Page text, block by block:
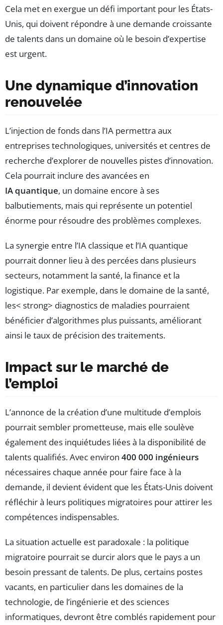
Cela met en exergue un défi important pour les États-
Unis, qui doivent répondre à une demande croissante
de talents dans un domaine où le besoin d’expertise
est urgent.
Une dynamique d’innovation
renouvelée
L’injection de fonds dans l’IA permettra aux
entreprises technologiques, universités et centres de
recherche d’explorer de nouvelles pistes d’innovation.
Cela pourrait inclure des avancées en
IA quantique, un domaine encore à ses
balbutiements, mais qui représente un potentiel
énorme pour résoudre des problèmes complexes.
La synergie entre l’IA classique et l’IA quantique
pourrait donner lieu à des percées dans plusieurs
secteurs, notamment la santé, la finance et la
logistique. Par exemple, dans le domaine de la santé,
les< strong> diagnostics de maladies pourraient
bénéficier d’algorithmes plus puissants, améliorant
ainsi le taux de précision des traitements.
Impact sur le marché de
l’emploi
L’annonce de la création d’une multitude d’emplois
pourrait sembler prometteuse, mais elle soulève
également des inquiétudes liées à la disponibilité de
talents qualifiés. Avec environ 400 000 ingénieurs
nécessaires chaque année pour faire face à la
demande, il devient évident que les États-Unis doivent
réfléchir à leurs politiques migratoires pour attirer les
compétences indispensables.
La situation actuelle est paradoxale : la politique
migratoire pourrait se durcir alors que le pays a un
besoin pressant de talents. De plus, certains postes
vacants, en particulier dans les domaines de la
technologie, de l’ingénierie et des sciences
informatiques, devront être comblés rapidement pour